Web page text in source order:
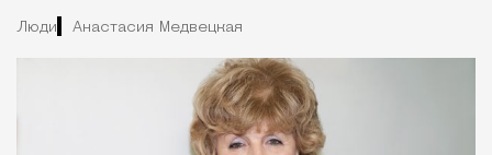
Люди Анастасия Медвецкая